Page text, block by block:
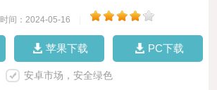
时间：2024-05-16
苹果下载 PC下载
安卓市场，安全绿色